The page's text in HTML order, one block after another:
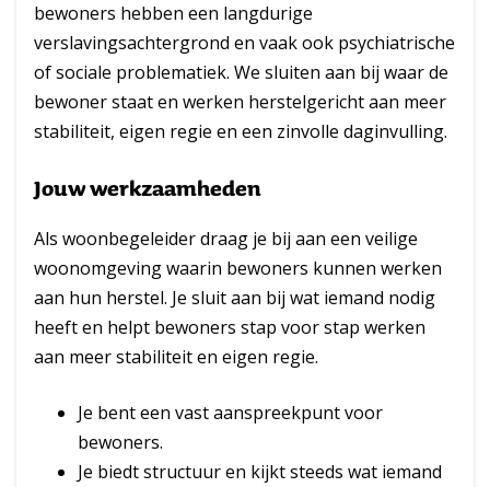
bewoners hebben een langdurige
verslavingsachtergrond en vaak ook psychiatrische
of sociale problematiek. We sluiten aan bij waar de
bewoner staat en werken herstelgericht aan meer
stabiliteit, eigen regie en een zinvolle daginvulling.
Jouw werkzaamheden
Als woonbegeleider draag je bij aan een veilige
woonomgeving waarin bewoners kunnen werken
aan hun herstel. Je sluit aan bij wat iemand nodig
heeft en helpt bewoners stap voor stap werken
aan meer stabiliteit en eigen regie.
Je bent een vast aanspreekpunt voor
bewoners.
Je biedt structuur en kijkt steeds wat iemand